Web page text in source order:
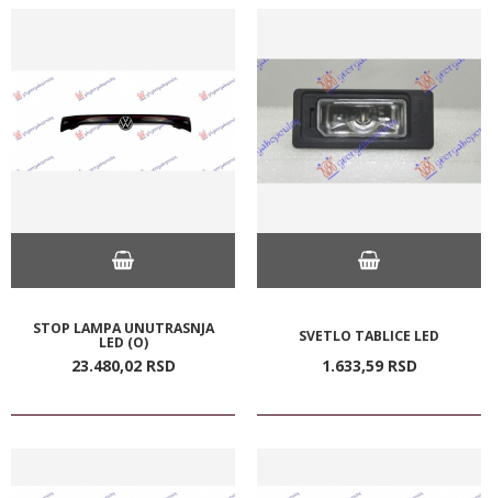
STOP LAMPA UNUTRASNJA
LED (O)
23.480,02 RSD
SVETLO TABLICE LED
1.633,59 RSD